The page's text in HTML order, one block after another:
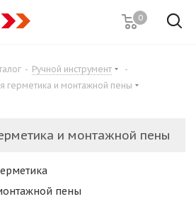
0
- Ручной инструмент
-
герметика и монтажной пены
и монтажной пены
пены